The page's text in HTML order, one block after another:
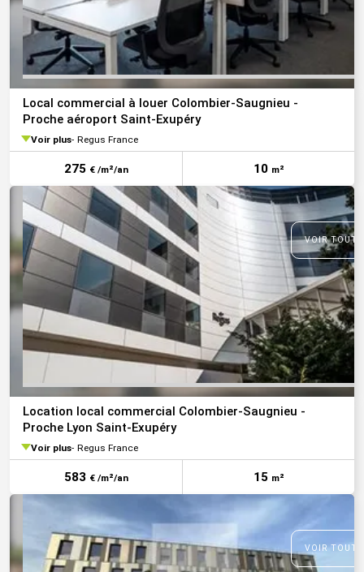
Local commercial à louer Colombier-Saugnieu -
Proche aéroport Saint-Exupéry
Voir plus Regus France
275 € /m²/an 10 m²
VOIR
Location local commercial Colombier-Saugnieu -
Proche Lyon Saint-Exupéry
Voir plus Regus France
583 € /m²/an 15 m²
VOIR